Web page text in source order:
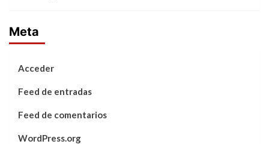
Meta
Acceder
Feed de entradas
Feed de comentarios
WordPress.org